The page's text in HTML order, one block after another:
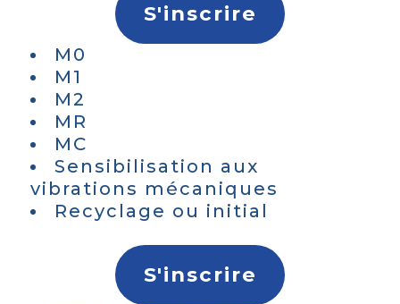
S'inscrire
M0
M1
M2
MR
MC
Sensibilisation aux
vibrations mécaniques
Recyclage ou initial
S'inscrire